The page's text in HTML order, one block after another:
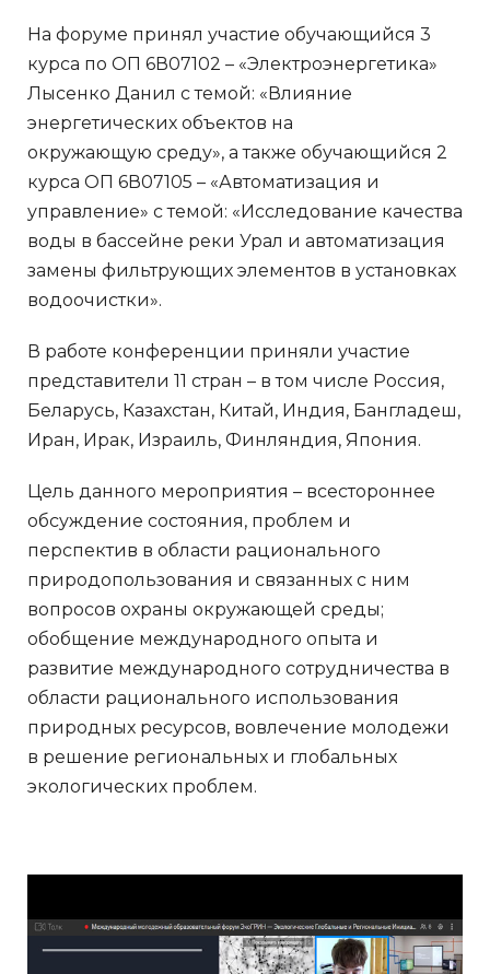
На форуме принял участие обучающийся 3
курса по ОП 6В07102 – «Электроэнергетика»
Лысенко Данил с темой: «Влияние
энергетических объектов на
окружающую среду», а также обучающийся 2
курса ОП 6В07105 – «Автоматизация и
управление» с темой: «Исследование качества
воды в бассейне реки Урал и автоматизация
замены фильтрующих элементов в установках
водоочистки».
В работе конференции приняли участие
представители 11 стран – в том числе Россия,
Беларусь, Казахстан, Китай, Индия, Бангладеш,
Иран, Ирак, Израиль, Финляндия, Япония.
Цель данного мероприятия – всестороннее
обсуждение состояния, проблем и
перспектив в области рационального
природопользования и связанных с ним
вопросов охраны окружающей среды;
обобщение международного опыта и
развитие международного сотрудничества в
области рационального использования
природных ресурсов, вовлечение молодежи
в решение региональных и глобальных
экологических проблем.